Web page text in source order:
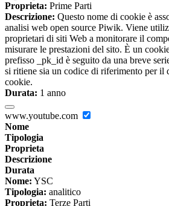
Proprieta: Prime Parti
Descrizione: Questo nome di cookie è
analisi web open source Piwik. Viene
proprietari di siti Web a monitorare il
misurare le prestazioni del sito. È un
prefisso _pk_id è seguito da una breve
si ritiene sia un codice di riferimento per il
cookie.
Durata: 1 anno
www.youtube.com
Nome
Tipologia
Proprieta
Descrizione
Durata
Nome: YSC
Tipologia: analitico
Proprieta: Terze Parti